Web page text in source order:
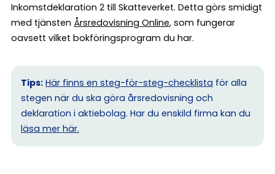
Inkomstdeklaration 2 till Skatteverket. Detta görs smidigt
med tjänsten Årsredovisning Online, som fungerar
oavsett vilket bokföringsprogram du har.
Tips: Här finns en steg-för-steg-checklista för alla
stegen när du ska göra årsredovisning och
deklaration i aktiebolag. Har du enskild firma kan du
läsa mer här.